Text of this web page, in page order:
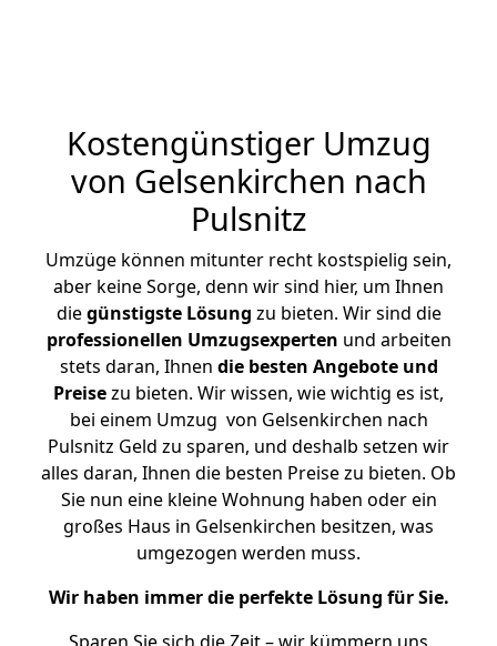
Kostengünstiger Umzug
von Gelsenkirchen nach
Pulsnitz
Umzüge können mitunter recht kostspielig sein,
aber keine Sorge, denn wir sind hier, um Ihnen
diegünstigste Lösung zu bieten. Wir sind die
professionellen Umzugsexperten und arbeiten
stets daran, Ihnen die besten Angebote und
Preisezu bieten. Wir wissen, wie wichtig es ist,
bei einem Umzug von Gelsenkirchen nach
Pulsnitz Geld zu sparen, und deshalb setzen wir
alles daran, Ihnen die besten Preise zu bieten. Ob
Sie nun eine kleine Wohnung haben oder ein
großes Haus in Gelsenkirchen besitzen, was
umgezogen werden muss.
Wir haben immer die perfekte Lösung für Sie.